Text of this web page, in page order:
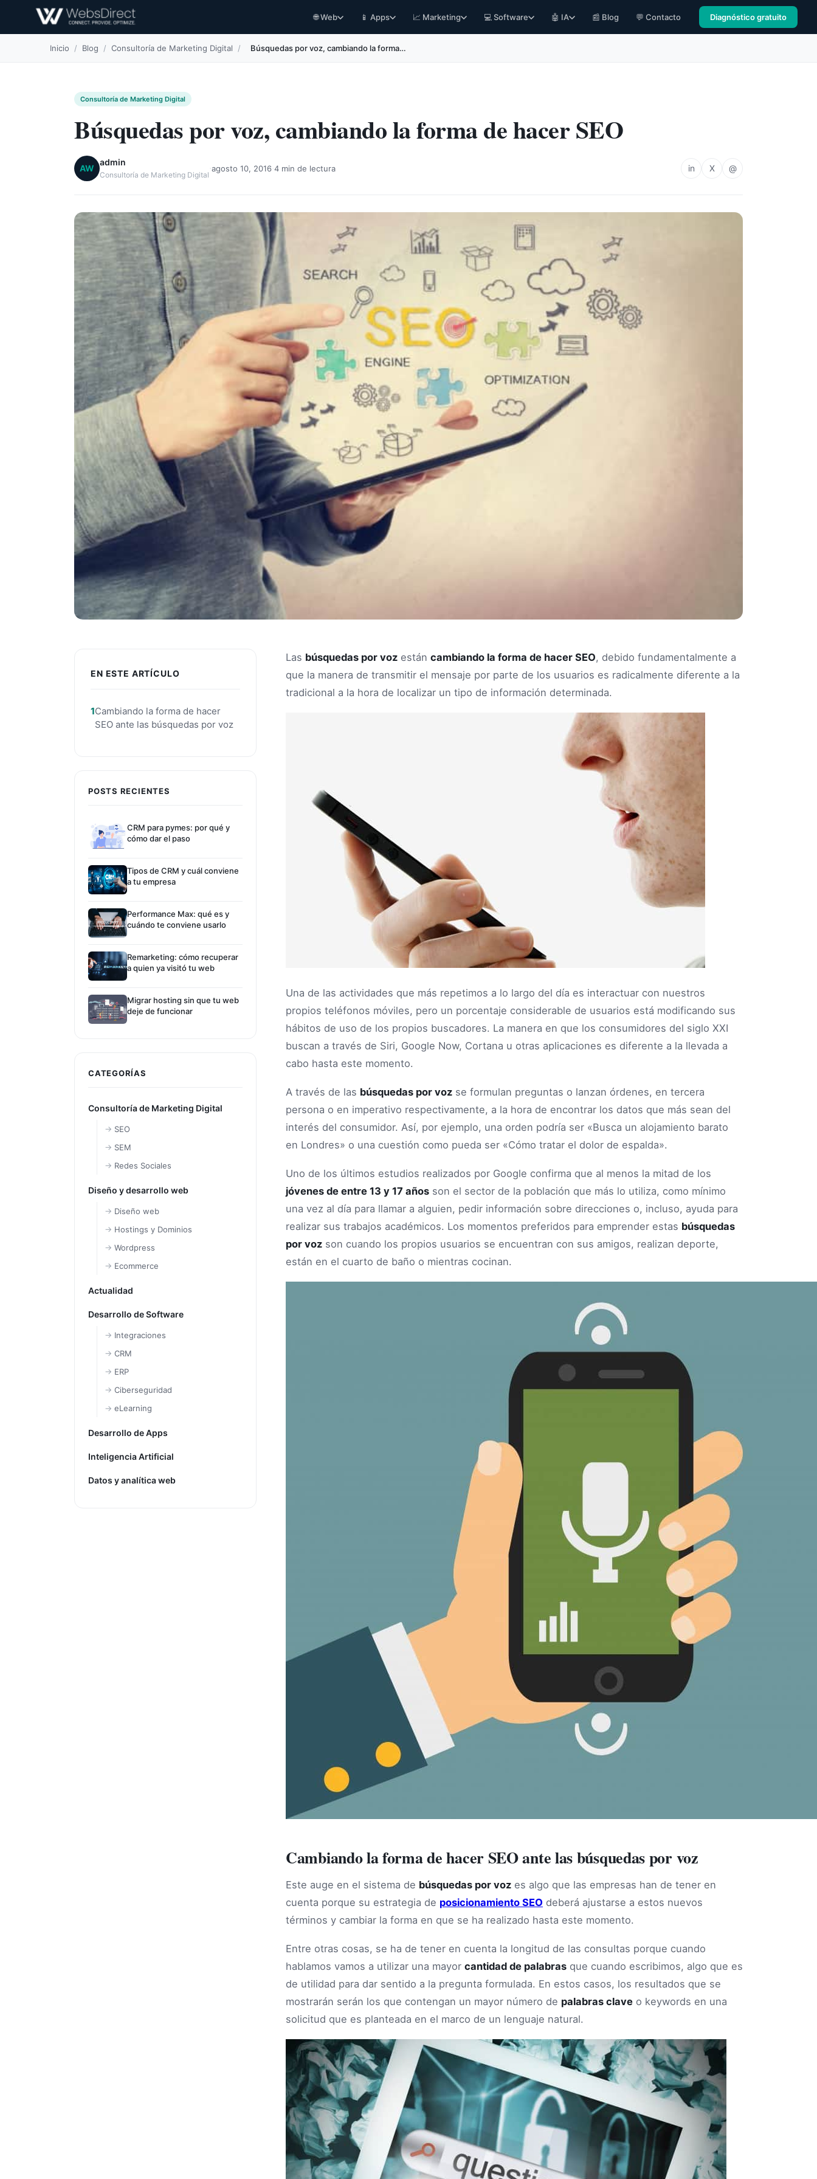
🌐 Web 📱 Apps 📈 Marketing 💻 Software 🤖 IA 📰 Blog 💬 Contacto Diagnóstico gratuito
Inicio / Blog / Consultoría de Marketing Digital / Búsquedas por voz, cambiando la forma…
Consultoría de Marketing Digital
Búsquedas por voz, cambiando la forma de hacer SEO
AW
admin
Consultoría de Marketing Digital
agosto 10, 2016 4 min de lectura in X @
EN ESTE ARTÍCULO
Cambiando la forma de hacer
SEO ante las búsquedas por voz
POSTS RECIENTES
CRM para pymes: por qué y
cómo dar el paso
Tipos de CRM y cuál conviene
a tu empresa
Performance Max: qué es y
cuándo te conviene usarlo
Remarketing: cómo recuperar
a quien ya visitó tu web
Migrar hosting sin que tu web
deje de funcionar
CATEGORÍAS
Consultoría de Marketing Digital
SEO
SEM
Redes Sociales
Diseño y desarrollo web
Diseño web
Hostings y Dominios
Wordpress
Ecommerce
Actualidad
Desarrollo de Software
Integraciones
CRM
ERP
Ciberseguridad
eLearning
Desarrollo de Apps
Inteligencia Artificial
Datos y analítica web
Las búsquedas por voz están cambiando la forma de hacer SEO, debido fundamentalmente a
que la manera de transmitir el mensaje por parte de los usuarios es radicalmente diferente a la
tradicional a la hora de localizar un tipo de información determinada.
Una de las actividades que más repetimos a lo largo del día es interactuar con nuestros
propios teléfonos móviles, pero un porcentaje considerable de usuarios está modificando sus
hábitos de uso de los propios buscadores. La manera en que los consumidores del siglo XXI
buscan a través de Siri, Google Now, Cortana u otras aplicaciones es diferente a la llevada a
cabo hasta este momento.
A través de las búsquedas por voz se formulan preguntas o lanzan órdenes, en tercera
persona o en imperativo respectivamente, a la hora de encontrar los datos que más sean del
interés del consumidor. Así, por ejemplo, una orden podría ser «Busca un alojamiento barato
en Londres» o una cuestión como pueda ser «Cómo tratar el dolor de espalda».
Uno de los últimos estudios realizados por Google confirma que al menos la mitad de los
jóvenes de entre 13 y 17 años son el sector de la población que más lo utiliza, como mínimo
una vez al día para llamar a alguien, pedir información sobre direcciones o, incluso, ayuda para
realizar sus trabajos académicos. Los momentos preferidos para emprender estas búsquedas
por voz son cuando los propios usuarios se encuentran con sus amigos, realizan deporte,
están en el cuarto de baño o mientras cocinan.
Cambiando la forma de hacer SEO ante las búsquedas por voz
Este auge en el sistema de búsquedas por voz es algo que las empresas han de tener en
cuenta porque su estrategia de posicionamiento SEO deberá ajustarse a estos nuevos
términos y cambiar la forma en que se ha realizado hasta este momento.
Entre otras cosas, se ha de tener en cuenta la longitud de las consultas porque cuando
hablamos vamos a utilizar una mayor cantidad de palabras que cuando escribimos, algo que es
de utilidad para dar sentido a la pregunta formulada. En estos casos, los resultados que se
mostrarán serán los que contengan un mayor número de palabras clave o keywords en una
solicitud que es planteada en el marco de un lenguaje natural.